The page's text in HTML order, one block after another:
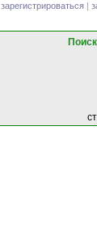
зарегистрироваться |